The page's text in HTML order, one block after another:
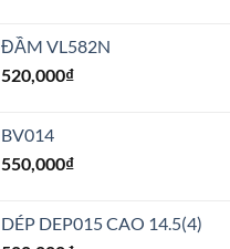
ĐẦM VL582N
520,000₫
BV014
550,000₫
DÉP DEP015 CAO 14.5(4)